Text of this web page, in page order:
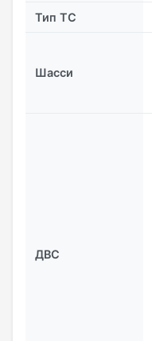
Тип ТС
Шасси
ДВС